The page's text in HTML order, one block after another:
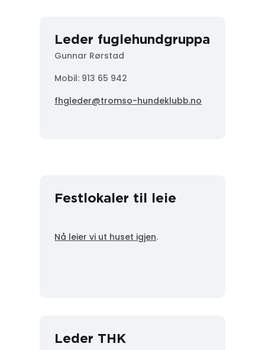
Leder fuglehundgruppa
Gunnar Rørstad
Mobil: 913 65 942
fhgleder@tromso-hundeklubb.no
Festlokaler til leie
Nå leier vi ut huset igjen.
Leder THK